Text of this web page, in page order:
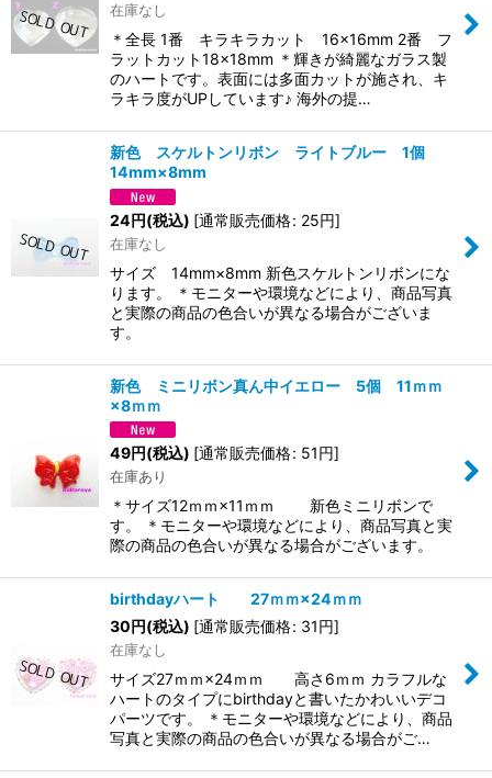
在庫なし
＊全長 1番 キラキラカット 16×16mm 2番 フ
ラットカット18×18mm ＊輝きが綺麗なガラス製
のハートです。表面には多面カットが施され、キ
ラキラ度がUPしています♪ 海外の提…
新色 スケルトンリボン ライトブルー 1個
14mm×8mm
24円(税込) [通常販売価格: 25円]
在庫なし
サイズ 14mm×8mm 新色スケルトンリボンにな
ります。 ＊モニターや環境などにより、商品写真
と実際の商品の色合いが異なる場合がございま
す。
新色 ミニリボン真ん中イエロー 5個 11ｍｍ
×8ｍｍ
49円(税込) [通常販売価格: 51円]
在庫あり
＊サイズ12ｍｍ×11ｍｍ 新色ミニリボンで
す。 ＊モニターや環境などにより、商品写真と実
際の商品の色合いが異なる場合がございます。
birthdayハート 27ｍｍ×24ｍｍ
30円(税込) [通常販売価格: 31円]
在庫なし
サイズ27ｍｍ×24ｍｍ 高さ6ｍｍ カラフルな
ハートのタイプにbirthdayと書いたかわいいデコ
パーツです。 ＊モニターや環境などにより、商品
写真と実際の商品の色合いが異なる場合がご…